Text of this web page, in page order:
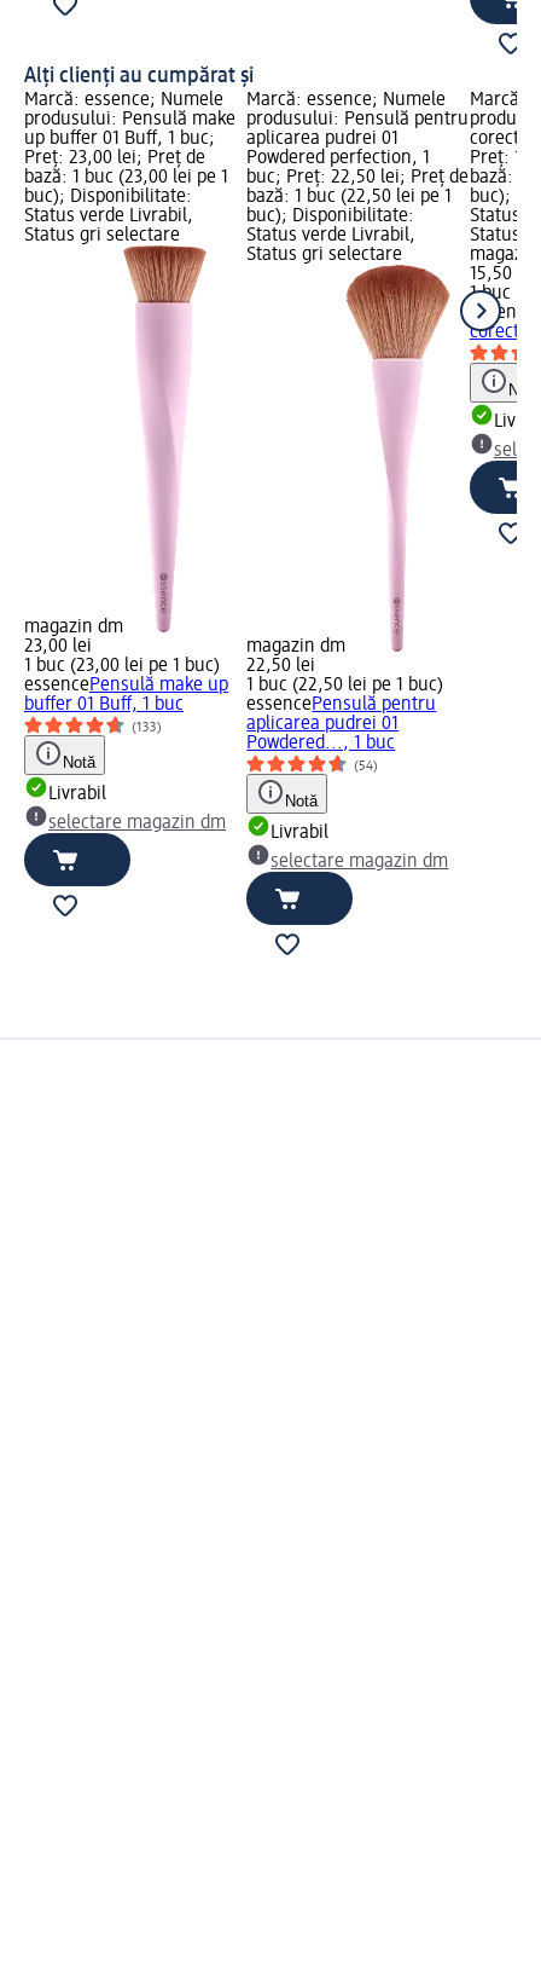
Alți clienți au cumpărat și
Marcă: essence; Numele
produsului: Pensulă make
up buffer 01 Buff, 1 buc;
Preț: 23,00 lei; Preț de
bază: 1 buc (23,00 lei pe 1
buc); Disponibilitate:
Status verde Livrabil,
Status gri selectare
magazin dm
23,00 lei
1 buc (23,00 lei pe 1 buc)
essencePensulă make up
buffer 01 Buff, 1 buc
(133)
Notă
Livrabil
selectare magazin dm
Marcă: essence; Numele
produsului: Pensulă pentru
aplicarea pudrei 01
Powdered perfection, 1
buc; Preț: 22,50 lei; Preț de
bază: 1 buc (22,50 lei pe 1
buc); Disponibilitate:
Status verde Livrabil,
Status gri selectare
magazin dm
22,50 lei
1 buc (22,50 lei pe 1 buc)
essencePensulă pentru
aplicarea pudrei 01
Powdered..., 1 buc
(54)
Notă
Livrabil
selectare magazin dm
Marcă:
corector
Preț:
bază: 1
buc);
Status
Status
15,50 lei
1 buc
essence
corector
Notă